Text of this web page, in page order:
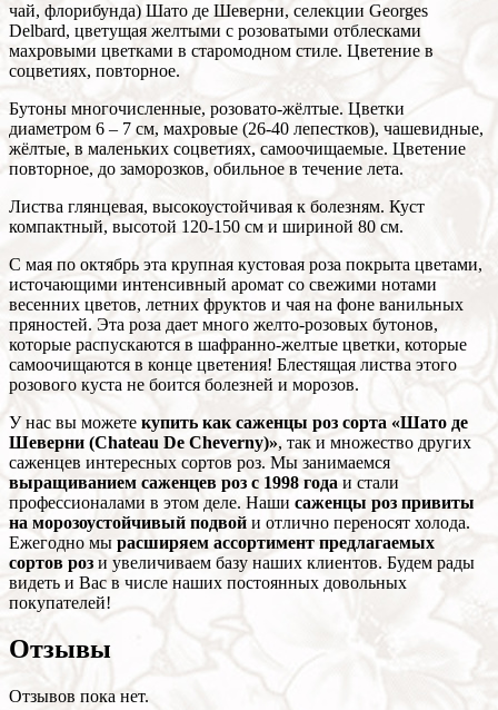
чай, флорибунда) Шато де Шеверни, селекции Georges
Delbard, цветущая желтыми с розоватыми отблесками
махровыми цветками в старомодном стиле. Цветение в
соцветиях, повторное.
Бутоны многочисленные, розовато-жёлтые. Цветки
диаметром 6 – 7 см, махровые (26-40 лепестков), чашевидные,
жёлтые, в маленьких соцветиях, самоочищаемые. Цветение
повторное, до заморозков, обильное в течение лета.
Листва глянцевая, высокоустойчивая к болезням. Куст
компактный, высотой 120-150 см и шириной 80 см.
С мая по октябрь эта крупная кустовая роза покрыта цветами,
источающими интенсивный аромат со свежими нотами
весенних цветов, летних фруктов и чая на фоне ванильных
пряностей. Эта роза дает много желто-розовых бутонов,
которые распускаются в шафранно-желтые цветки, которые
самоочищаются в конце цветения! Блестящая листва этого
розового куста не боится болезней и морозов.
У нас вы можете купить как саженцы роз сорта «Шато де
Шеверни (Chateau De Cheverny)», так и множество других
саженцев интересных сортов роз. Мы занимаемся
выращиванием саженцев роз с 1998 года и стали
профессионалами в этом деле. Наши саженцы роз привиты
на морозоустойчивый подвой и отлично переносят холода.
Ежегодно мы расширяем ассортимент предлагаемых
сортов роз и увеличиваем базу наших клиентов. Будем рады
видеть и Вас в числе наших постоянных довольных
покупателей!
Отзывы
Отзывов пока нет.